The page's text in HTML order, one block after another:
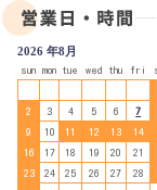
2026 年8月
sun mon tue wed thu fri
2
3 4 5 6 7
9
10 11 12 13 14
16
17 18 19 20 21
23
24 25 26 27 28